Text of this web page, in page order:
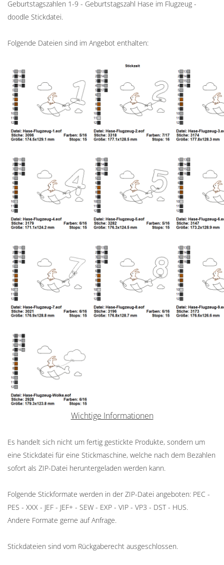
Geburtstagszahlen 1-9 - Geburtstagszahl Hase im Flugzeug -
doodle Stickdatei.
Folgende Dateien sind im Angebot enthalten:
Wichtige Informationen
Es handelt sich nicht um fertig gestickte Produkte, sondern um
eine Stickdatei für eine Stickmaschine, welche nach dem Bezahlen
sofort als ZIP-Datei heruntergeladen werden kann.
Folgende Stickformate werden in der ZIP-Datei angeboten: PEC -
PES - XXX - JEF - JEF+ - SEW - EXP - VIP - VP3 - DST - HUS.
Andere Formate gerne auf Anfrage.
Stickdateien sind vom Rückgaberecht ausgeschlossen.